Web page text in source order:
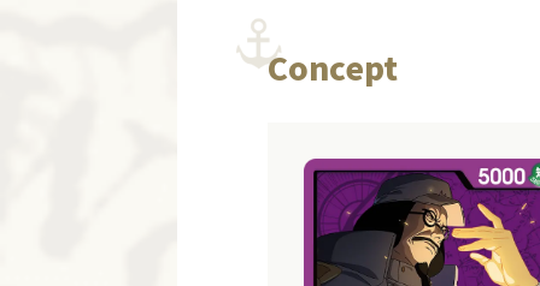
Concept